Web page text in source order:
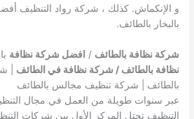
و الإنكماش. كذلك ، شركة رواد التنظيف
بالبخار بالطائف.
شركة نظافة بالطائف / افضل شركة نظافة
نظافة بالطائف / شركة نظافة في الطائف |
بالطائف | شركة تنظيف مجالس بالطائف
عبر سنوات طويلة من العمل في مجال
التنظيف تحتل المركز الأول بين شركات